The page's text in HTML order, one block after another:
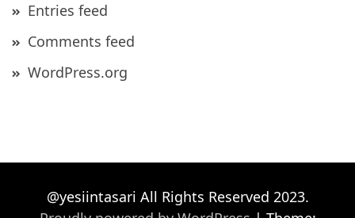
Entries feed
Comments feed
WordPress.org
@yesiintasari All Rights Reserved 2023.